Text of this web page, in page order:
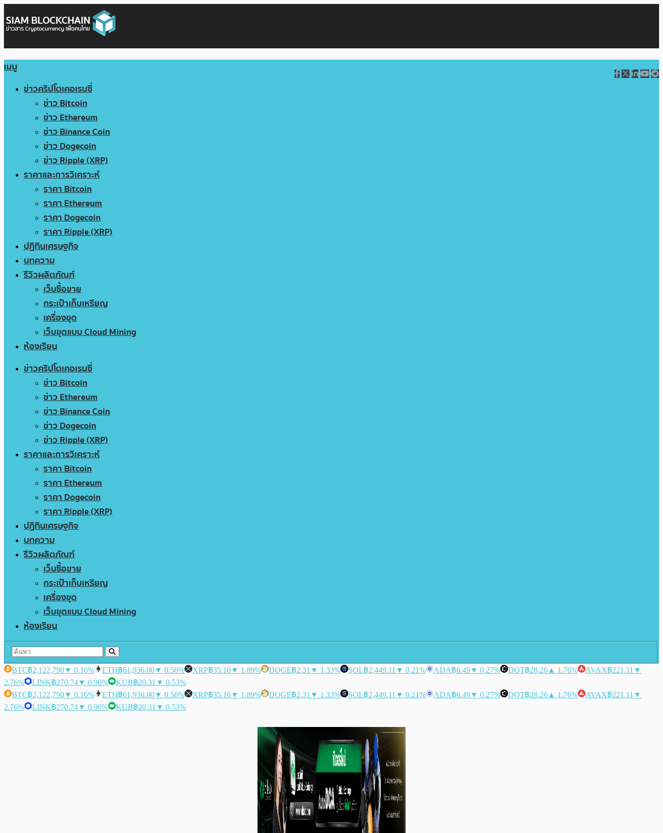
เมนู
ข่าวคริปโตเคอเรนซี่
ข่าว Bitcoin
ข่าว Ethereum
ข่าว Binance Coin
ข่าว Dogecoin
ข่าว Ripple (XRP)
ราคาและการวิเคราะห์
ราคา Bitcoin
ราคา Ethereum
ราคา Dogecoin
ราคา Ripple (XRP)
ปฏิทินเศรษฐกิจ
บทความ
รีวิวผลิตภัณฑ์
เว็บซื้อขาย
กระเป๋าเก็บเหรียญ
เครื่องขุด
เว็บขุดแบบ Cloud Mining
ห้องเรียน
ข่าวคริปโตเคอเรนซี่
ข่าว Bitcoin
ข่าว Ethereum
ข่าว Binance Coin
ข่าว Dogecoin
ข่าว Ripple (XRP)
ราคาและการวิเคราะห์
ราคา Bitcoin
ราคา Ethereum
ราคา Dogecoin
ราคา Ripple (XRP)
ปฏิทินเศรษฐกิจ
บทความ
รีวิวผลิตภัณฑ์
เว็บซื้อขาย
กระเป๋าเก็บเหรียญ
เครื่องขุด
เว็บขุดแบบ Cloud Mining
ห้องเรียน
BTC฿2,122,790▼ 0.16% ETH฿61,936.00▼ 0.56% XRP฿35.16▼ 1.89% DOGE฿2.31 ▼ 1.33% SOL฿2,449.11 ▼ 0.21% ADA฿6.49▼ 0.27% DOT฿28.26 ▲ 1.76% AVAX฿221.11 ▼
2.76%
LINK฿270.74▼ 0.96% KUB฿20.31 ▼ 0.53%
BTC฿2,122,790▼ 0.16% ETH฿61,936.00▼ 0.56% XRP฿35.16▼ 1.89% DOGE฿2.31 ▼ 1.33% SOL฿2,449.11 ▼ 0.21% ADA฿6.49▼ 0.27% DOT฿28.26 ▲ 1.76% AVAX฿221.11 ▼
2.76%
LINK฿270.74▼ 0.96% KUB฿20.31 ▼ 0.53%